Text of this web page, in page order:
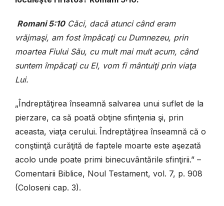
Romani 5:10Căci, dacă atunci când eram
vrăjmaşi, am fost împăcaţi cu Dumnezeu, prin
moartea Fiului Său, cu mult mai mult acum, când
suntem împăcaţi cu El, vom fi mântuiţi prin viaţa
Lui.
„Îndreptăţirea înseamnă salvarea unui suflet de la
pierzare, ca să poată obţine sfinţenia şi, prin
aceasta, viaţa cerului. Îndreptăţirea înseamnă că o
conştiinţă curăţită de faptele moarte este aşezată
acolo unde poate primi binecuvântările sfinţirii.” –
Comentarii Biblice, Noul Testament, vol. 7, p. 908
(Coloseni cap. 3).